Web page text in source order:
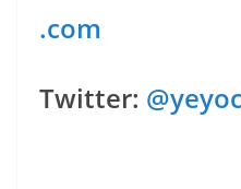
.com
Twitter: